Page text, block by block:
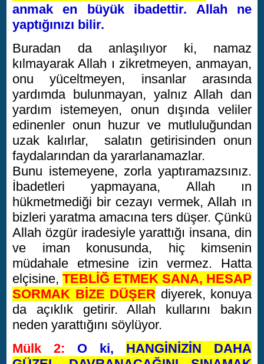
anmak en büyük ibadettir. Allah ne
yaptığınızı bilir.
Buradan da anlaşılıyor ki, namaz
kılmayarak Allah ı zikretmeyen, anmayan,
onu yüceltmeyen, insanlar arasında
yardımda bulunmayan, yalnız Allah dan
yardım istemeyen, onun dışında veliler
edinenler onun huzur ve mutluluğundan
uzak kalırlar, salatın getirisinden onun
faydalarından da yararlanamazlar.
Bunu istemeyene, zorla yaptıramazsınız.
İbadetleri yapmayana, Allah ın
hükmetmediği bir cezayı vermek, Allah ın
bizleri yaratma amacına ters düşer. Çünkü
Allah özgür iradesiyle yarattığı insana, din
ve iman konusunda, hiç kimsenin
müdahale etmesine izin vermez. Hatta
elçisine, TEBLİĞ ETMEK SANA, HESAP
SORMAK BİZE DÜŞER diyerek, konuya
da açıklık getirir. Allah kullarını bakın
neden yarattığını söylüyor.
Mülk 2: O ki, HANGİNİZİN DAHA